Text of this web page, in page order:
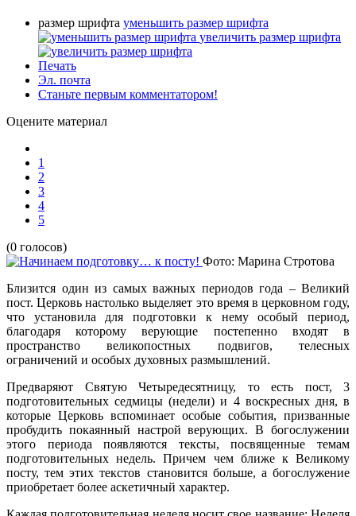
размер шрифта уменьшить размер шрифта
увеличить размер шрифта
Печать
Эл. почта
Станьте первым комментатором!
Оцените материал
1
2
3
4
5
(0 голосов)
Фото: Марина Стротова
Близится один из самых важных периодов года – Великий
пост. Церковь настолько выделяет это время в церковном году,
что установила для подготовки к нему особый период,
благодаря которому верующие постепенно входят в
пространство великопостных подвигов, телесных
ограничений и особых духовных размышлений.
Предваряют Святую Четыредесятницу, то есть пост, 3
подготовительных седмицы (недели) и 4 воскресных дня, в
которые Церковь вспоминает особые события, призванные
пробудить покаянный настрой верующих. В богослужении
этого периода появляются тексты, посвященные темам
подготовительных недель. Причем чем ближе к Великому
посту, тем этих текстов становится больше, а богослужение
приобретает более аскетичный характер.